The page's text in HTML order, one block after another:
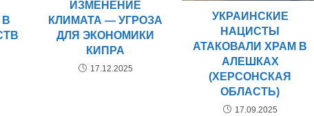
В
ИЗМЕНЕНИЕ
КЛИМАТА — УГРОЗА
ДЛЯ ЭКОНОМИКИ
КИПРА
17.12.2025
УКРАИНСКИЕ
НАЦИСТЫ
АТАКОВАЛИ ХРАМ В
АЛЕШКАХ
(ХЕРСОНСКАЯ
ОБЛАСТЬ)
17.09.2025